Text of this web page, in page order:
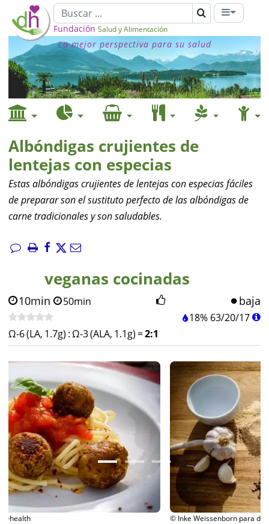
Fundación Salud y Alimentación
La mejor perspectiva para su salud
Albóndigas crujientes de
lentejas con especias
Estas albóndigas crujientes de lentejas con especias fáciles
de preparar son el sustituto perfecto de las albóndigas de
carne tradicionales y son saludables.
veganas cocinadas
10min 50min baja
18% 63/20/17
Ω-6 (LA, 1.7g) :Ω-3 (ALA, 1.1g) =2:1
© Inke Weissenborn para diet-health